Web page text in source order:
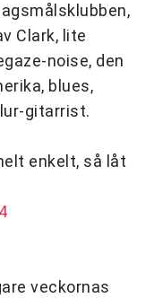
Clark, lite
noise, den
blues,
gitarrist.
enkelt, så låt
veckornas